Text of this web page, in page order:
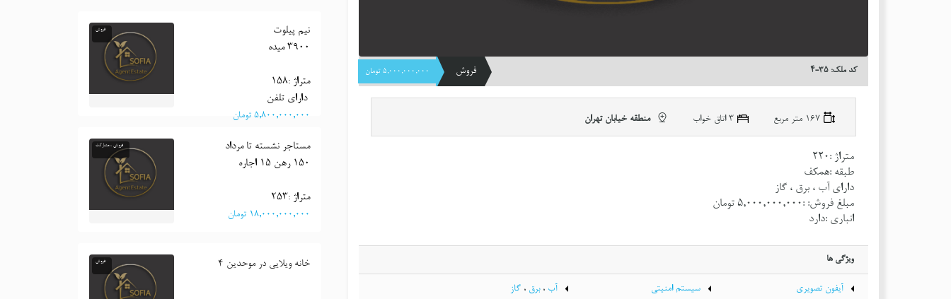
خانه ویلایی نیم پیلوت در البرز 96
3900 میده
متراژ :158
دارای تلفن
٥,٨٠٠,٠٠٠,٠٠٠ تومان
فروش
خانه ویلایی در البرز 90
150 رهن 15 اجاره
متراژ :253
١٨,٠٠٠,٠٠٠,٠٠٠ تومان
فروش ، مشارکت
خانه ویلایی در موحدین 4 فروش
کد ملک: ٣٥-٤ فروش ٥,٠٠٠,٠٠٠,٠٠٠ تومان
167 متر مربع ٣ اتاق خواب منطقه خیابان تهران
متراژ :220
طبقه :همکف
دارای آب ، برق ، گاز
مبلغ فروش: :٥,٠٠٠,٠٠٠,٠٠٠ تومان
انباری :دارد
ویژگی ها
آیفون تصویری سیستم امنیتی آب ،برق ، گاز